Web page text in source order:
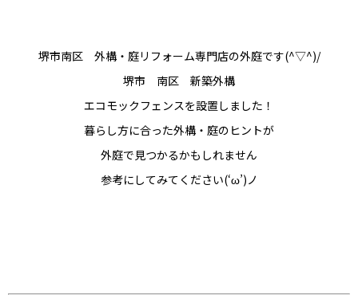
堺市南区 外構・庭リフォーム専門店の外庭です(^▽^)/
堺市 南区 新築外構
エコモックフェンスを設置しました！
暮らし方に合った外構・庭のヒントが
外庭で見つかるかもしれません
参考にしてみてください(‘ω’)ノ